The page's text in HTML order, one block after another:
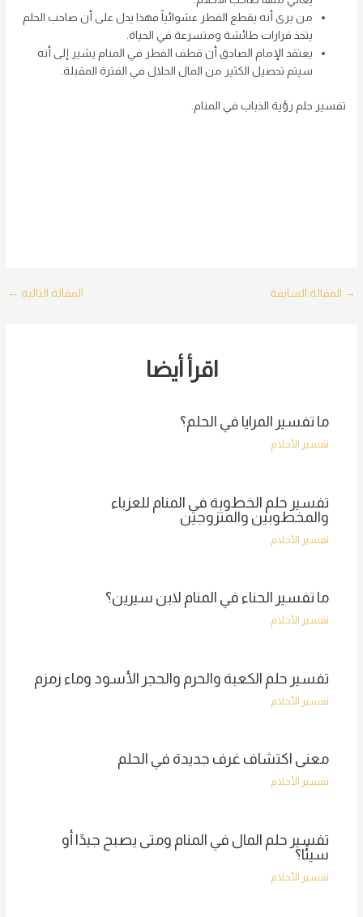
من يرى أنه يقطع الفطر عشوائياً فهذا يدل على أن صاحب الحلم
يتخذ قرارات طائشة ومتسرعة في الحياة.
يعتقد الإمام الصادق أن قطف الفطر في المنام يشير إلى أنه
سيتم تحصيل الكثير من المال الحلال في الفترة المقبلة.
تفسير حلم رؤية الذباب في المنام.
Post
→ المقالة السابقة المقالة التالية ←
اقرأ أيضا
ما تفسير المرايا في الحلم؟
تفسير الأحلام
تفسير حلم الخطوبة في المنام للعزباء
والمخطوبين والمتزوجين
تفسير الأحلام
ما تفسير الحناء في المنام لابن سيرين؟
تفسير الأحلام
تفسير حلم الكعبة والحرم والحجر الأسود وماء زمزم
تفسير الأحلام
معنى اكتشاف غرف جديدة في الحلم
تفسير الأحلام
تفسير حلم المال في المنام ومتى يصبح جيدًا أو
سيئًا؟
تفسير الأحلام